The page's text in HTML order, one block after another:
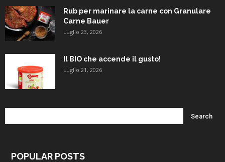
Rub per marinare la carne con Granulare
Carne Bauer
Luglio 23, 2026
Il BIO che accende il gusto!
Luglio 21, 2026
POPULAR POSTS